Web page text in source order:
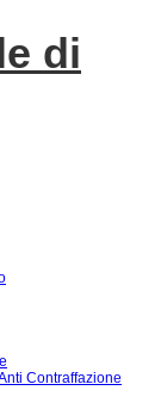
Contraffazione